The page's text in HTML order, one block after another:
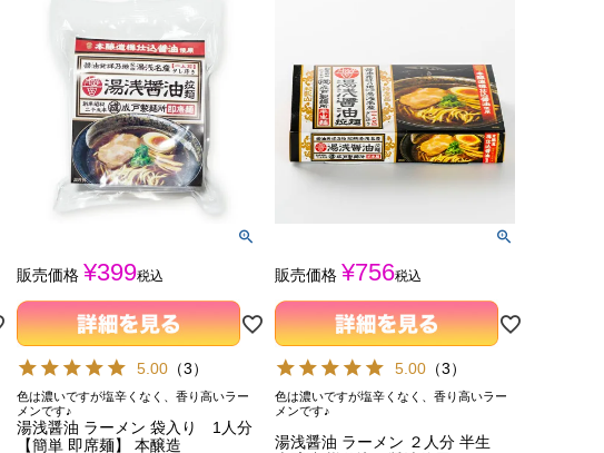
販売価格 ¥399税込
5.00 （3）
色は濃いですが塩辛くなく、香り高いラー
メンです♪
湯浅醤油 ラーメン 袋入り 1人分
【簡単 即席麺】 本醸造
販売価格 ¥756税込
5.00 （3）
色は濃いですが塩辛くなく、香り高いラー
メンです♪
湯浅醤油 ラーメン ２人分 半生